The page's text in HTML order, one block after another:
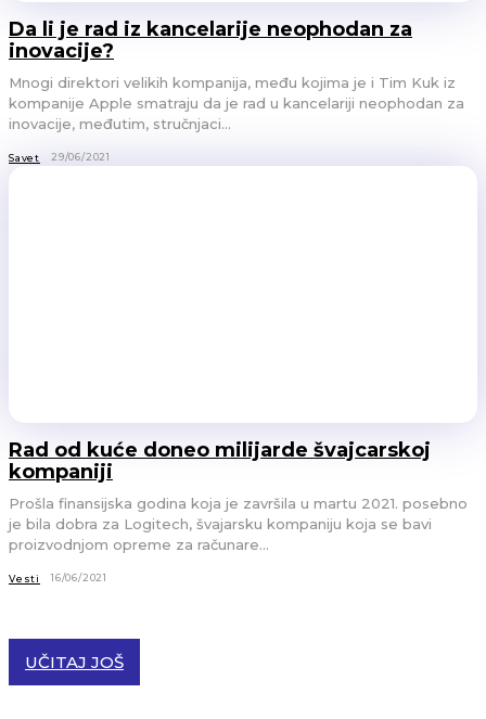
Da li je rad iz kancelarije neophodan za
inovacije?
Mnogi direktori velikih kompanija, među kojima je i Tim Kuk iz
kompanije Apple smatraju da je rad u kancelariji neophodan za
inovacije, međutim, stručnjaci...
Savet 29/06/2021
Rad od kuće doneo milijarde švajcarskoj
kompaniji
Prošla finansijska godina koja je završila u martu 2021. posebno
je bila dobra za Logitech, švajarsku kompaniju koja se bavi
proizvodnjom opreme za računare...
Vesti 16/06/2021
UČITAJ JOŠ